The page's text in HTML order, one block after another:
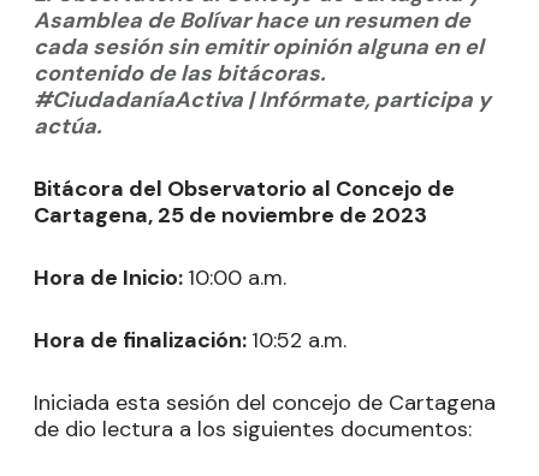
Asamblea de Bolívar hace un resumen de
cada sesión sin emitir opinión alguna en el
contenido de las bitácoras.
#CiudadaníaActiva | Infórmate, participa y
actúa.
Bitácora del Observatorio al Concejo de
Cartagena, 25 de noviembre de 2023
Hora de Inicio: 10:00 a.m.
Hora de finalización: 10:52 a.m.
Iniciada esta sesión del concejo de Cartagena
de dio lectura a los siguientes documentos: